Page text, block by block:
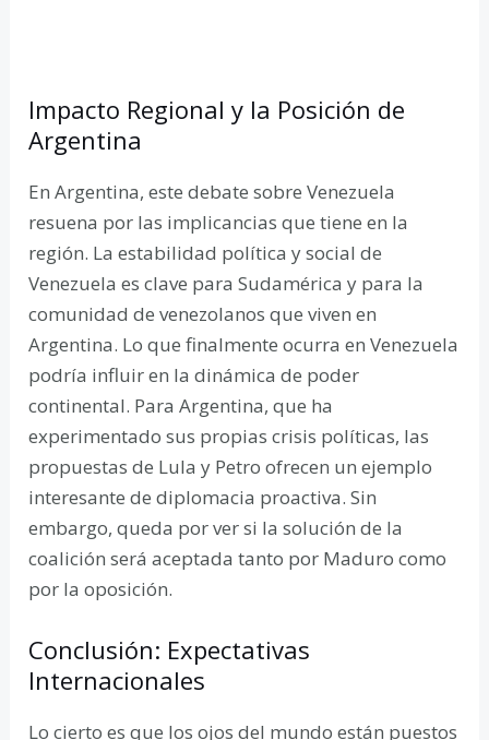
Impacto Regional y la Posición de
Argentina
En Argentina, este debate sobre Venezuela
resuena por las implicancias que tiene en la
región. La estabilidad política y social de
Venezuela es clave para Sudamérica y para la
comunidad de venezolanos que viven en
Argentina. Lo que finalmente ocurra en Venezuela
podría influir en la dinámica de poder
continental. Para Argentina, que ha
experimentado sus propias crisis políticas, las
propuestas de Lula y Petro ofrecen un ejemplo
interesante de diplomacia proactiva. Sin
embargo, queda por ver si la solución de la
coalición será aceptada tanto por Maduro como
por la oposición.
Conclusión: Expectativas
Internacionales
Lo cierto es que los ojos del mundo están puestos